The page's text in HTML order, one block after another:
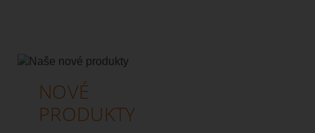
NOVÉ
PRODUKTY